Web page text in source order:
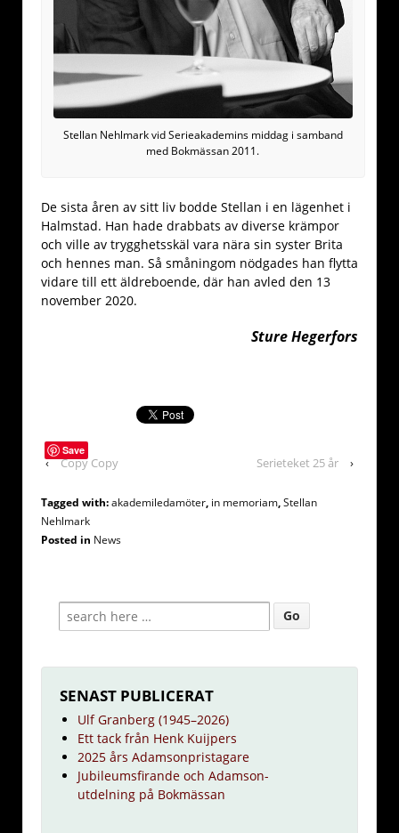
Stellan Nehlmark vid Serieakademins middag i samband
med Bokmässan 2011.
De sista åren av sitt liv bodde Stellan i en lägenhet i
Halmstad. Han hade drabbats av diverse krämpor
och ville av trygghetsskäl vara nära sin syster Brita
och hennes man. Så småningom nödgades han flytta
vidare till ett äldreboende, där han avled den 13
november 2020.
Sture Hegerfors
Save
‹ Copy Copy Serieteket 25 år ›
Tagged with:akademiledamöter, in memoriam,Stellan
Nehlmark
Posted in News
SENAST PUBLICERAT
Ulf Granberg (1945–2026)
Ett tack från Henk Kuijpers
2025 års Adamsonpristagare
Jubileumsfirande och Adamson-
utdelning på Bokmässan